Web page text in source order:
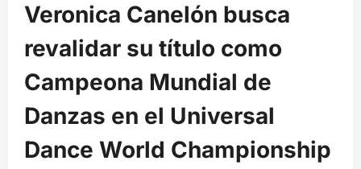
Veronica Canelón busca
revalidar su título como
Campeona Mundial de
Danzas en el Universal
Dance World Championship